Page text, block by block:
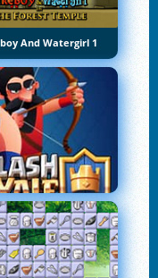
And Watergirl 1